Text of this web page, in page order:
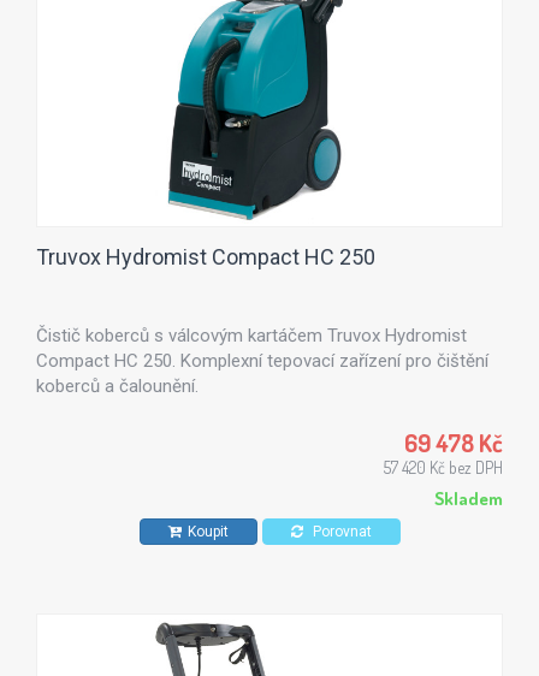
Truvox Hydromist Compact HC 250
Čistič koberců s válcovým kartáčem Truvox Hydromist
Compact HC 250. Komplexní tepovací zařízení pro čištění
koberců a čalounění.
69 478 Kč
57 420 Kč bez DPH
Skladem
Koupit Porovnat